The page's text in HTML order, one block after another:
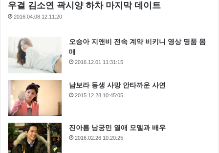
우결 김소연 곽시양 하차 마지막 데이트
2016.04.08 12:11:20
오승아 지앤비 전속 계약 비키니 영상 명품 몸
매
2016.12.01 11:31:15
남보라 동생 사망 안타까운 사연
2015.12.28 10:45:05
진아름 남궁민 열애 모델과 배우
2016.02.26 10:20:25